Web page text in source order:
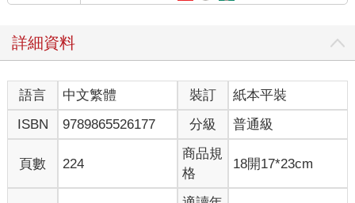
詳細資料
語言 中文繁體 裝訂
紙本平裝
ISBN
9789865526177 分級 普通級
頁數 224
商品規
格
18開17*23cm